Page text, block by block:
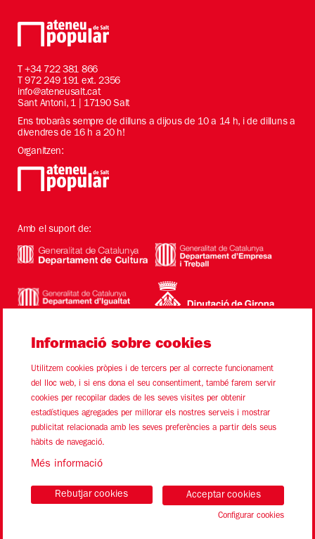
T+34 722 381 866
T 972 249 191 ext. 2356
info@ateneusalt.cat
Sant Antoni, 1 | 17190 Salt
Ens trobaràs sempre de dilluns a dijous de 10 a 14 h, i de dilluns a
divendres de 16 h a 20 h!
Organitzen:
Amb el suport de:
Sitemap Avís Legal Ús de Cookies Contacte
Informació sobre cookies
Utilitzem cookies pròpies i de tercers per al correcte funcionament
del lloc web, i si ens dona el seu consentiment, també farem servir
cookies per recopilar dades de les seves visites per obtenir
estadístiques agregades per millorar els nostres serveis i mostrar
publicitat relacionada amb les seves preferències a partir dels seus
hàbits de navegació.
Més informació
Acceptar cookies
Rebutjar cookies
Configurar cookies